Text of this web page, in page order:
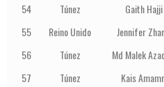
54
Túnez Gaith Hajji
55
Reino Unido Jennifer
56
Túnez Md Malek
57
Túnez Kais